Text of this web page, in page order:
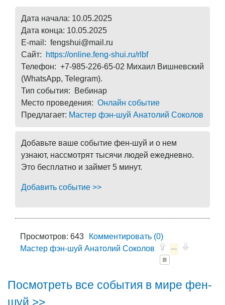
Дата начала: 10.05.2025
Дата конца: 10.05.2025
E-mail: fengshui@mail.ru
Сайт:
https://online.feng-shui.ru/rlbf
Телефон: +7-985-226-65-02 Михаил Вишневский
(WhatsApp, Telegram).
Тип события: Вебинар
Место проведения: Онлайн событие
Предлагает: Мастер фэн-шуй Анатолий Соколов
Добавьте ваше событие фен-шуй и о нем
узнают, нассмотрят тысячи людей ежедневно.
Это бесплатно и займет 5 минут.
Добавить событие >>
Просмотров: 643
Комментировать (0)
Мастер фэн-шуй Анатолий Соколов
—
Посмотреть все события в мире фен-
шуй >>